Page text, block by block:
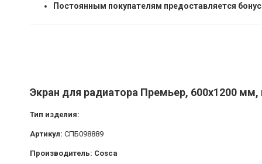
Постоянным покупателям предоставляется
Экран для радиатора Премьер, 600x1200
Тип изделия:
Артикул: СПБ098889
Производитель: Cosca